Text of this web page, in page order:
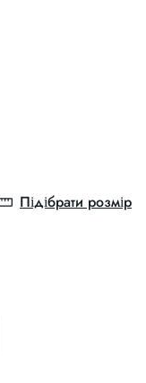
Підібрати розмір